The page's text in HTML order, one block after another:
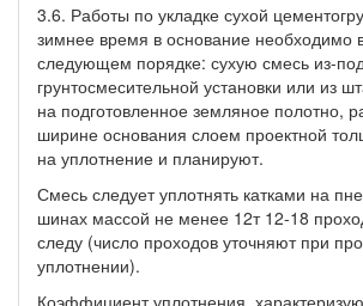
3.6. Работы по укладке сухой
зимнее время в основание необходимо
следующем порядке: сухую смесь из-под
грунтосмесительной установки или из
на подготовленное земляное полотно,
ширине основания слоем проектной
на уплотнение и планируют.
Смесь следует уплотнять катками на
шинах массой не менее 12т 12-18
следу (число проходов уточняют при
уплотнении).
Коэффициент уплотнения,